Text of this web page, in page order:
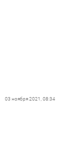
03 ноября 2021, 08:34